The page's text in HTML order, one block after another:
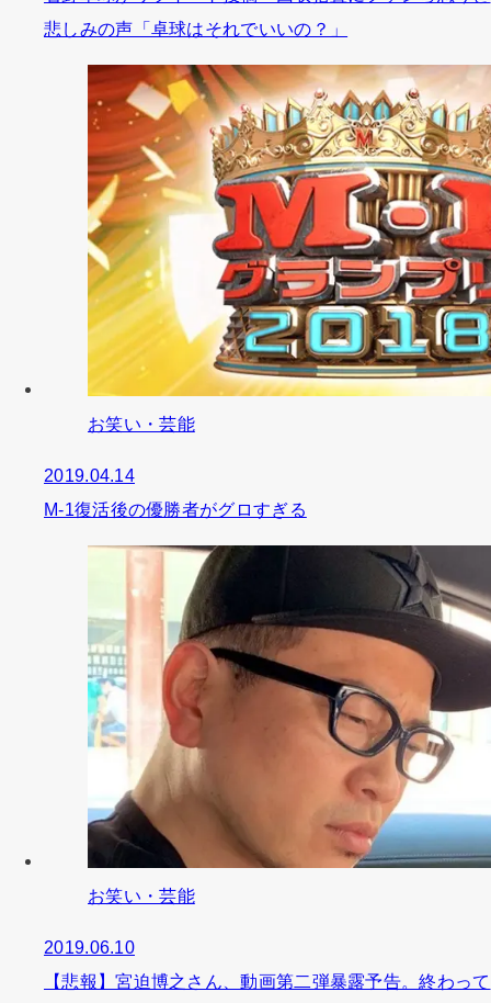
悲しみの声「卓球はそれでいいの？」
お笑い・芸能
2019.04.14
M-1復活後の優勝者がグロすぎる
お笑い・芸能
2019.06.10
【悲報】宮迫博之さん、動画第二弾暴露予告。終わって